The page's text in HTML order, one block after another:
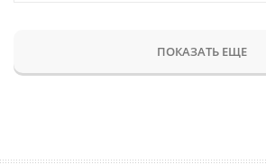
ПОКАЗАТЬ ЕЩЕ